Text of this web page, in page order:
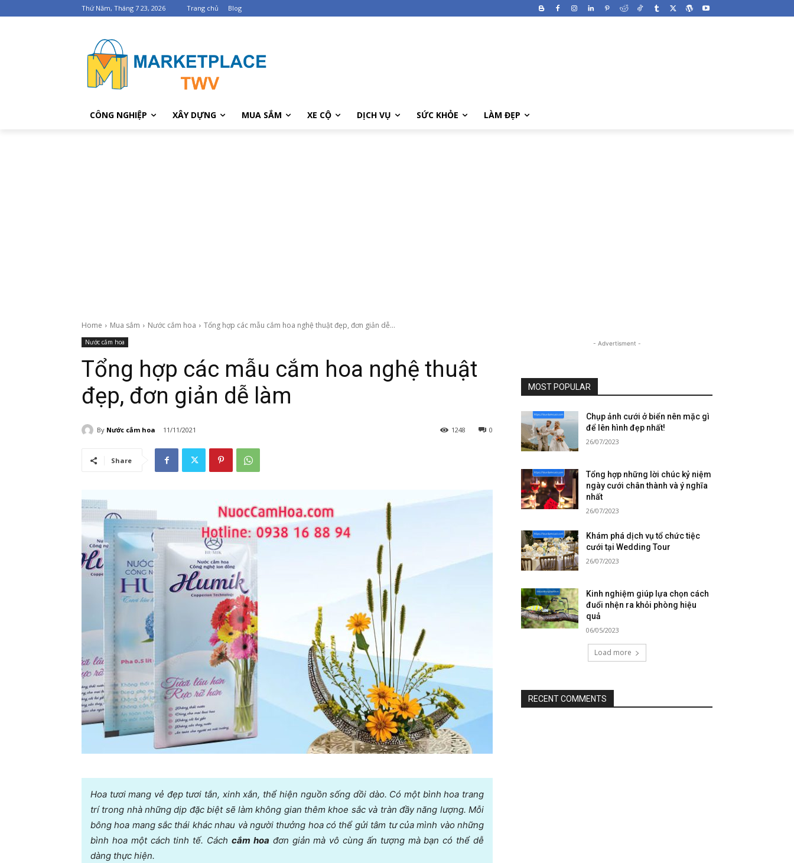
Thứ Năm, Tháng 7 23, 2026 Trang chủ Blog
CÔNG NGHIỆP XÂY DỰNG MUA SẮM XE CỘ DỊCH VỤ SỨC KHỎE LÀM ĐẸP
Home Mua sắm Nước cắm hoa Tổng hợp các mẫu cắm hoa nghệ thuật đẹp, đơn giản dễ...
Nước cắm hoa
Tổng hợp các mẫu cắm hoa nghệ thuật
đẹp, đơn giản dễ làm
By Nước cắm hoa 11/11/2021 0
1248
Share
Hoa tươi mang vẻ đẹp tươi tắn, xinh xắn, thể hiện nguồn sống dồi dào. Có một bình hoa trang
trí trong nhà những dịp đặc biệt sẽ làm không gian thêm khoe sắc và tràn đầy năng lượng. Mỗi
bông hoa mang sắc thái khác nhau và người thưởng hoa có thể gửi tâm tư của mình vào những
bình hoa một cách tinh tế. Cách cắm hoa đơn giản mà vô cùng ấn tượng mà bạn có thể dễ
dàng thực hiện.
- Advertisment -
MOST POPULAR
Chụp ảnh cưới ở biển nên mặc gì
để lên hình đẹp nhất!
26/07/2023
Tổng hợp những lời chúc kỷ niệm
ngày cưới chân thành và ý nghĩa
nhất
26/07/2023
Khám phá dịch vụ tổ chức tiệc
cưới tại Wedding Tour
26/07/2023
Kinh nghiệm giúp lựa chọn cách
đuổi nhện ra khỏi phòng hiệu
quả
06/05/2023
Load more
RECENT COMMENTS